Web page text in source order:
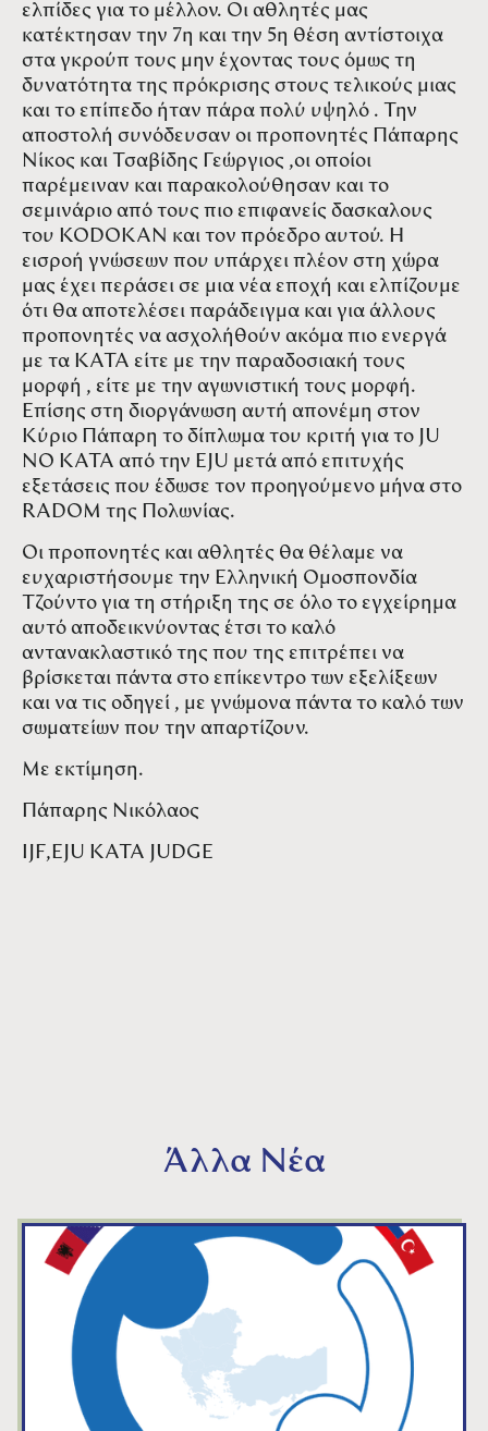
ελπίδες για το μέλλον. Οι αθλητές μας
κατέκτησαν την 7η και την 5η θέση αντίστοιχα
στα γκρούπ τους μην έχοντας τους όμως τη
δυνατότητα της πρόκρισης στους τελικούς μιας
και το επίπεδο ήταν πάρα πολύ υψηλό . Την
αποστολή συνόδευσαν οι προπονητές Πάπαρης
Νίκος και Τσαβίδης Γεώργιος ,οι οποίοι
παρέμειναν και παρακολούθησαν και το
σεμινάριο από τους πιο επιφανείς δασκαλους
του KODOKAN και τον πρόεδρο αυτού. Η
εισροή γνώσεων που υπάρχει πλέον στη χώρα
μας έχει περάσει σε μια νέα εποχή και ελπίζουμε
ότι θα αποτελέσει παράδειγμα και για άλλους
προπονητές να ασχολήθούν ακόμα πιο ενεργά
με τα ΚΑΤΑ είτε με την παραδοσιακή τους
μορφή , είτε με την αγωνιστική τους μορφή.
Επίσης στη διοργάνωση αυτή απονέμη στον
Κύριο Πάπαρη το δίπλωμα του κριτή για το JU
NO KATA από την EJU μετά από επιτυχής
εξετάσεις που έδωσε τον προηγούμενο μήνα στο
RADOM της Πολωνίας.
Οι προπονητές και αθλητές θα θέλαμε να
ευχαριστήσουμε την Ελληνική Ομοσπονδία
Τζούντο για τη στήριξη της σε όλο το εγχείρημα
αυτό αποδεικνύοντας έτσι το καλό
αντανακλαστικό της που της επιτρέπει να
βρίσκεται πάντα στο επίκεντρο των εξελίξεων
και να τις οδηγεί , με γνώμονα πάντα το καλό των
σωματείων που την απαρτίζουν.
Με εκτίμηση.
Πάπαρης Νικόλαος
IJF,EJU KATA JUDGE
Άλλα Νέα